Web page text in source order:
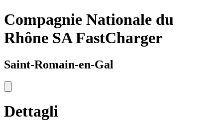
Compagnie Nationale du
Rhône SA FastCharger
Saint-Romain-en-Gal
Dettagli